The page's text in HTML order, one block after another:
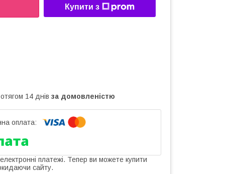
Купити з
14 днів за домовленістю
платежі. Тепер ви можете купити
сайту.